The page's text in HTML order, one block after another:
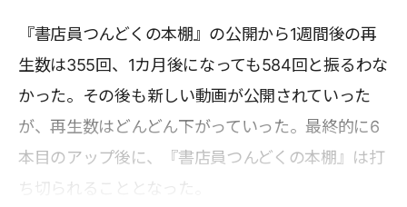
『書店員つんどくの本棚』の公開から1週間後の再
生数は355回、1カ月後になっても584回と振るわな
かった。その後も新しい動画が公開されていった
が、再生数はどんどん下がっていった。最終的に6
本目のアップ後に、『書店員つんどくの本棚』は打
ち切られることとなった。